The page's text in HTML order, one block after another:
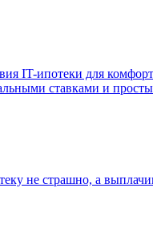
IT-ипотеки для
ставками и
не страшно, а